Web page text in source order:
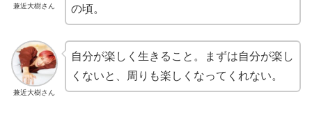
兼近大樹さん の頃。
兼近大樹さん
自分が楽しく生きること。まずは自分が楽し
くないと、周りも楽しくなってくれない。